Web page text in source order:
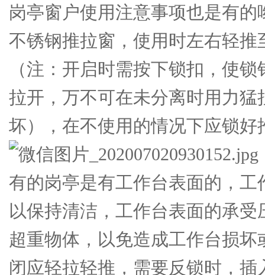
岗亭窗户使用注意事项也是有
不锈钢推拉窗，使用时左右轻推
（注：开启时需按下锁扣，使
拉开，万不可在未分离时用力猛
坏），在不使用的情况下应锁好
有的岗亭是有工作台表面的，
以保持清洁，工作台表面的承受
超重物体，以免造成工作台损
闭应轻拉轻推，需要反锁时，插